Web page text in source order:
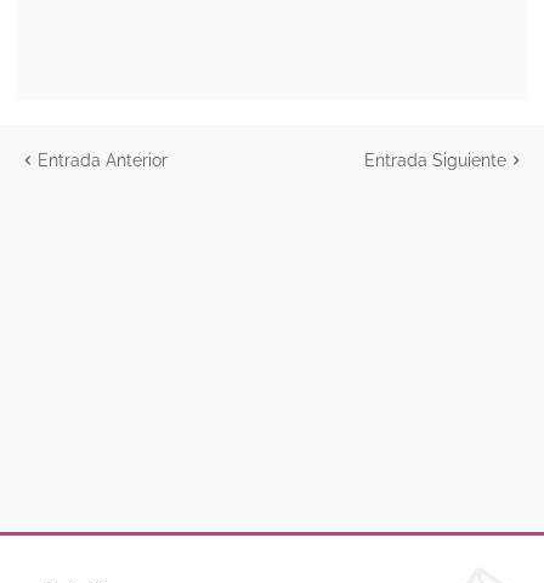
Entrada Anterior Entrada Siguiente